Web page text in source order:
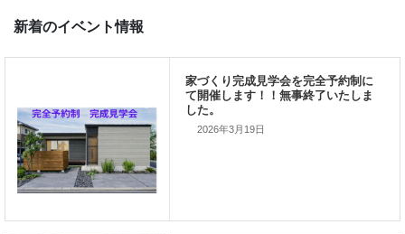
2026年3月19日